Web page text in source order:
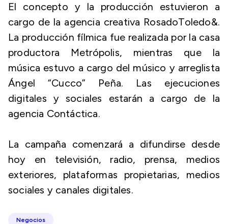
El concepto y la producción estuvieron a
cargo de la agencia creativa RosadoToledo&.
La producción fílmica fue realizada por la casa
productora Metrópolis, mientras que la
música estuvo a cargo del músico y arreglista
Ángel “Cucco” Peña. Las ejecuciones
digitales y sociales estarán a cargo de la
agencia Contáctica.
La campaña comenzará a difundirse desde
hoy en televisión, radio, prensa, medios
exteriores, plataformas propietarias, medios
sociales y canales digitales.
Negocios